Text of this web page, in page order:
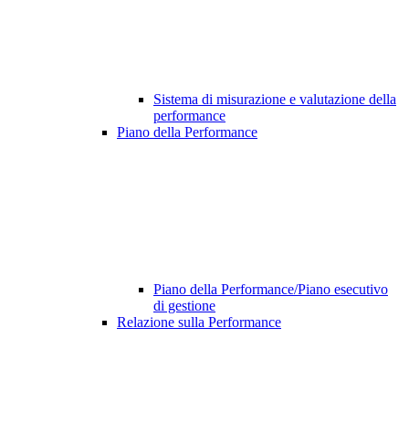
Sistema di misurazione e valutazione della
performance
Piano della Performance
Piano della Performance/Piano esecutivo
di gestione
Relazione sulla Performance